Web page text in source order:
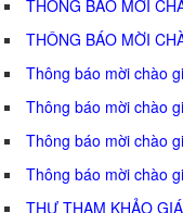
THÔNG BÁO MỜI
THÔNG BÁO MỜI
Thông báo mời chào
Thông báo mời chào
Thông báo mời chào
Thông báo mời chào
THƯ THAM KHẢO